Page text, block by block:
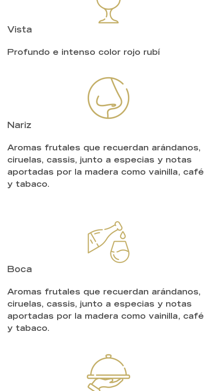
Vista
Profundo e intenso color rojo rubí
Nariz
Aromas frutales que recuerdan arándanos,
ciruelas, cassis, junto a especias y notas
aportadas por la madera como vainilla, café
y tabaco.
Boca
Aromas frutales que recuerdan arándanos,
ciruelas, cassis, junto a especias y notas
aportadas por la madera como vainilla, café
y tabaco.